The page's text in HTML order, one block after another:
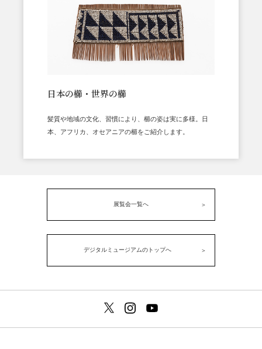
日本の櫛・世界の櫛
髪質や地域の文化、習慣により、櫛の姿は実に多様。日
本、アフリカ、オセアニアの櫛をご紹介します。
展覧会一覧へ
デジタルミュージアムのトップへ